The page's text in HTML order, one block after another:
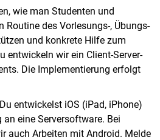
wie man Studenten und
Routine des Vorlesungs-, Übungs-
und konkrete Hilfe zum
entwickeln wir ein Client-Server-
Die Implementierung erfolgt
Du entwickelst iOS (iPad, iPhone)
eine Serversoftware. Bei
auch Arbeiten mit Android. Melde